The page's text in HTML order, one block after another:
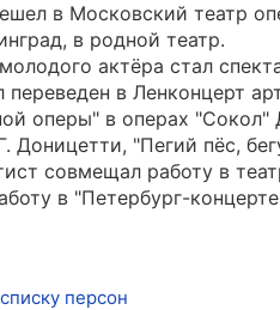
в Московский театр
в родной театр.
актёра стал
переведен в Ленконцерт
оперы" в операх "Сокол"
Доницетти, "Пегий пёс,
совмещал работу в
в "Петербург-
персон